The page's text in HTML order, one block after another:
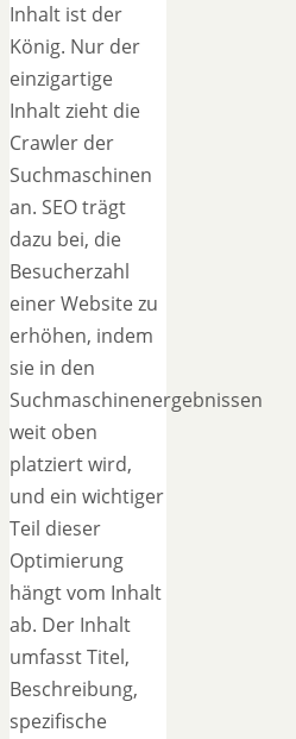
Inhalt ist der
König. Nur der
einzigartige
Inhalt zieht die
Crawler der
Suchmaschinen
an. SEO trägt
dazu bei, die
Besucherzahl
einer Website zu
erhöhen, indem
sie in den
Suchmaschinenergebnissen
weit oben
platziert wird,
und ein wichtiger
Teil dieser
Optimierung
hängt vom Inhalt
ab. Der Inhalt
umfasst Titel,
Beschreibung,
spezifische